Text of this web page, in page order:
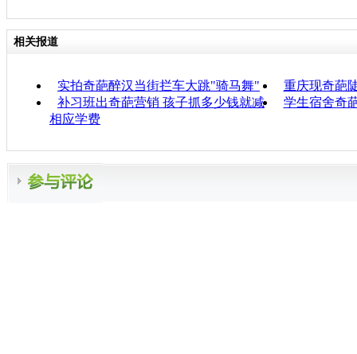
相关报道
实拍奇葩醉汉当街拦车大跳"骑马舞"
重庆现奇葩
补习班出奇葩营销 孩子抓多少钱就减
相应学费
学生宿舍奇